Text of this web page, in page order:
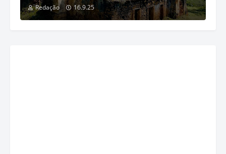
Redação 16.9.25